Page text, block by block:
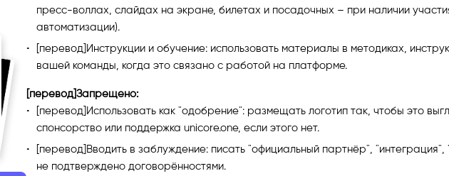
пресс-воллах, слайдах на экране, билетах и посадочных – при наличии
автоматизации).
[перевод]Инструкции и обучение: использовать материалы в методиках,
вашей команды, когда это связано с работой на платформе.
[перевод]Запрещено:
[перевод]Использовать как "одобрение": размещать логотип так, чтобы это
спонсорство или поддержка unicore.one, если этого нет.
[перевод]Вводить в заблуждение: писать "официальный партнёр",
не подтверждено договорённостями.